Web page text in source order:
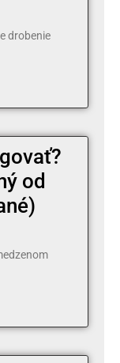
drobenie
od